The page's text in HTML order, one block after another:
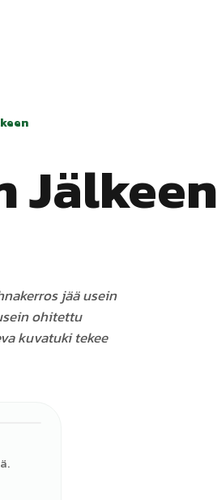
Jälkeen
jää usein
ohitettu
kuvatuki tekee